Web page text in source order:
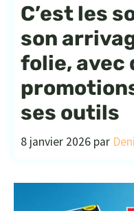
C’est les
son
folie, avec
ses outils
8 janvier 2026 par